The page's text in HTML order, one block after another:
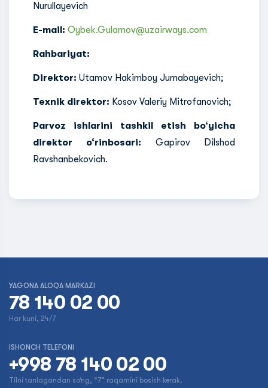
Nurullayevich
E-mail: Oybek.Gulamov@uzairways.com
Rahbariyat:
Direktor: Utamov Hakimboy Jumabayevich;
Texnik direktor: Kosov Valeriy Mitrofanovich;
Parvoz ishlarini tashkil etish bo‘yicha
direktor o‘rinbosari: Gapirov Dilshod
Ravshanbekovich.
YAGONA ALOQA MARKAZI
78 140 02 00
Har kuni, 24/7
ISHONCH TELEFONI
+998 78 140 02 00
Tilni tanlagandan so‘ng, “7” raqamini bosish kerak.